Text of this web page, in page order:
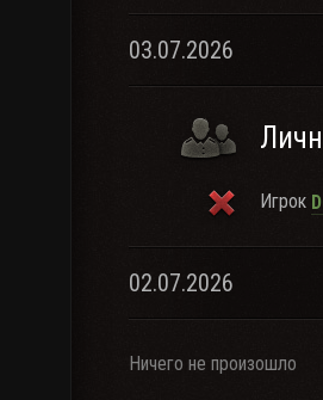
03.07.2026
Игрок
02.07.2026
Ничего не произошло